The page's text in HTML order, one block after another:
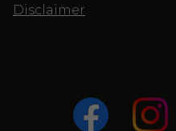
Disclaimer